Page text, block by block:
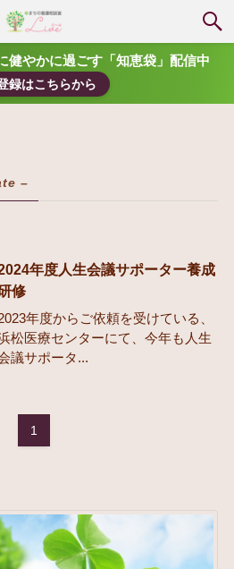
健やかに過ごす「知恵袋」配信中
録はこちらから
–
年度人生会議サポーター養成
修
年度からご依頼を受けている、
松医療センターにて、今年も人生
議サポータ...
1